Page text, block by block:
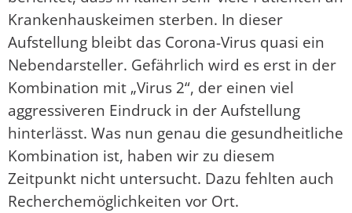
Krankenhauskeimen sterben. In dieser
Aufstellung bleibt das Corona-Virus quasi ein
Nebendarsteller. Gefährlich wird es erst in der
Kombination mit „Virus 2“, der einen viel
aggressiveren Eindruck in der Aufstellung
hinterlässt. Was nun genau die gesundheitliche
Kombination ist, haben wir zu diesem
Zeitpunkt nicht untersucht. Dazu fehlten auch
Recherchemöglichkeiten vor Ort.